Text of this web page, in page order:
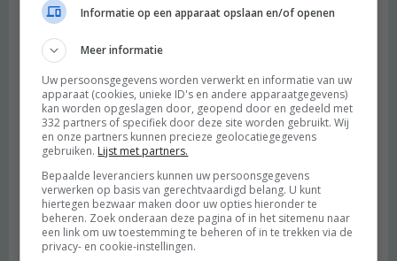
En op de weg naar huis Zwitserland belachelijk romantisch begon
te doen. En we het nummer Tilted (
and the Queens
zetten. Ja, toen bleek alles nog net een beetje beter te kunnen. (je
snapt dat ik terwijl ik dit zit te schrijven Tilted luister en de
heimwee in volle glorie terugkomt)
Na deze dag wachtte er nog maar één programmadag op ons.
Een dag van eerste keren. Maar daarvoor moet je nog even op het
volgende verhaal wachten. Jongens, ik ga even checken wat het
kost om met een camper naar Zwitserland te rijden. Tot later!
Informatie op een apparaat opslaan en/of openen
Meer informatie
Uw persoonsgegevens worden verwerkt en informatie van uw
apparaat (cookies, unieke ID's en andere apparaatgegevens)
kan worden opgeslagen door, geopend door en gedeeld met
332 partners of specifiek door deze site worden gebruikt. Wij
en onze partners kunnen precieze geolocatiegegevens
gebruiken. Lijst met partners.
Bepaalde leveranciers kunnen uw persoonsgegevens
verwerken op basis van gerechtvaardigd belang. U kunt
hiertegen bezwaar maken door uw opties hieronder te
beheren. Zoek onderaan deze pagina of in het sitemenu naar
een link om uw toestemming te beheren of in te trekken via de
privacy- en cookie-instellingen.